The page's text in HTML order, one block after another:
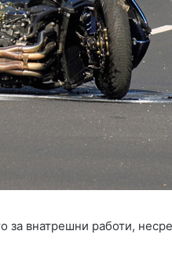
внатрешни работи,